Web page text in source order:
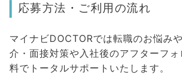
応募方法・ご利用の流れ
マイナビDOCTORでは転職のお悩み
介・面接対策や入社後のアフターフ
料でトータルサポートいたします。